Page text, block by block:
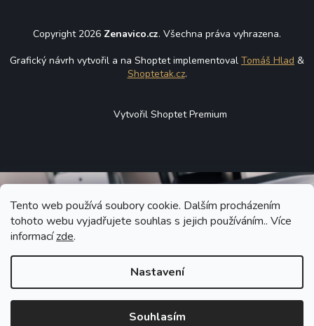
Tento web používá soubory cookie. Dalším procházením
tohoto webu vyjadřujete souhlas s jejich používáním.. Více
informacízde.
Nastavení
Souhlasím
Copyright 2026 Zenavico.cz. Všechna práva vyhrazena.
Grafický návrh vytvořil a na Shoptet implementoval Tomáš Hlad &
Shoptetak.cz.
Vytvořil Shoptet Premium